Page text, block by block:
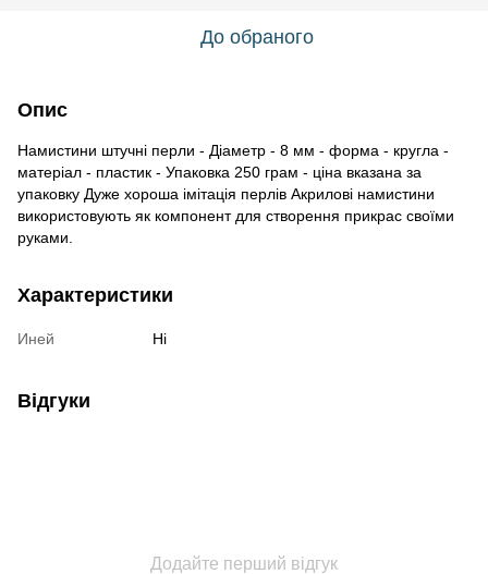
До обраного
Опис
Намистини штучні перли - Діаметр - 8 мм - форма - кругла -
матеріал - пластик - Упаковка 250 грам - ціна вказана за
упаковку Дуже хороша імітація перлів Акрилові намистини
використовують як компонент для створення прикрас своїми
руками.
Характеристики
Иней Ні
Відгуки
Додайте перший відгук